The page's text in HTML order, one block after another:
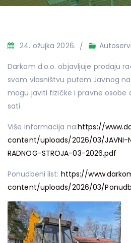
24. ožujka 2026.
Darkom d.o.o. objavljuje prodaju
svom vlasništvu putem Javnog
mogu javiti fizičke i pravne osobe
sati
Više informacija na:https://
content/uploads/2026/03/JAVNI-
RADNOG-STROJA-03-2026.pdf
Ponudbeni list: https://
content/uploads/2026/03/